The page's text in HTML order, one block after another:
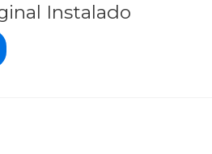
Instalado